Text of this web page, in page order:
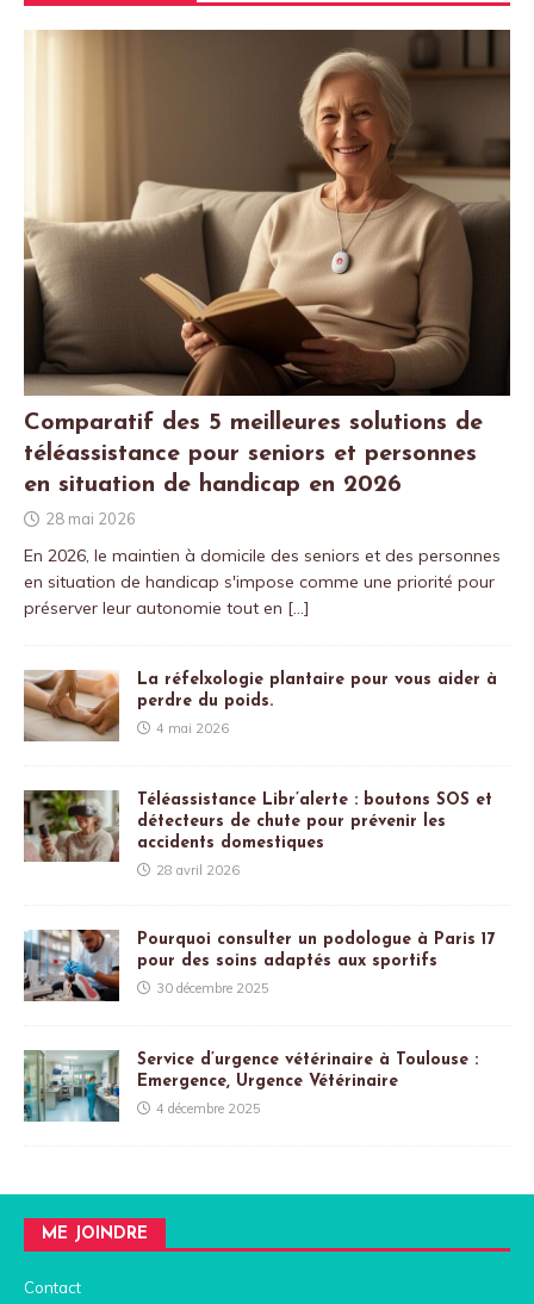
Comparatif des 5 meilleures solutions de
téléassistance pour seniors et personnes
en situation de handicap en 2026
28 mai 2026
En 2026, le maintien à domicile des seniors et des personnes
en situation de handicap s'impose comme une priorité pour
préserver leur autonomie tout en […]
La réfelxologie plantaire pour vous aider à
perdre du poids.
4 mai 2026
Téléassistance Libr’alerte : boutons SOS et
détecteurs de chute pour prévenir les
accidents domestiques
28 avril 2026
Pourquoi consulter un podologue à Paris 17
pour des soins adaptés aux sportifs
30 décembre 2025
Service d’urgence vétérinaire à Toulouse :
Emergence, Urgence Vétérinaire
4 décembre 2025
ME JOINDRE
Contact